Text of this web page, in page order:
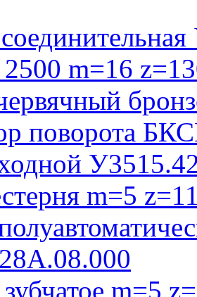
m=16
поворота
m=5
m=5